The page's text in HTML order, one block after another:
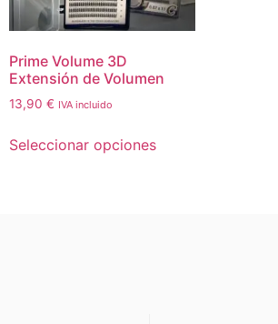
Prime Volume 3D
Extensión de Volumen
13,90 € IVA incluido
Seleccionar opciones